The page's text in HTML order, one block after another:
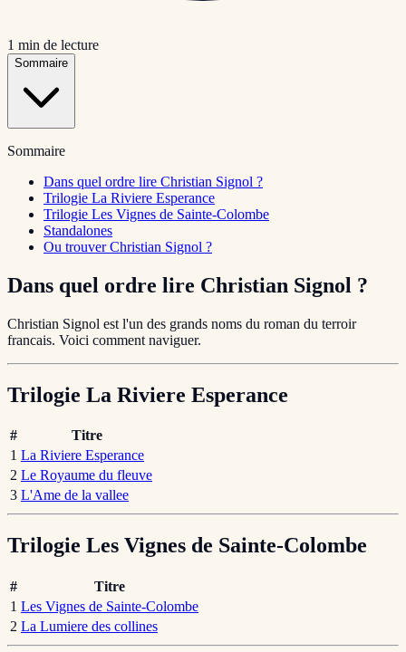
1 min de lecture
Sommaire
Sommaire
Dans quel ordre lire Christian Signol ?
Trilogie La Riviere Esperance
Trilogie Les Vignes de Sainte-Colombe
Standalones
Ou trouver Christian Signol ?
Dans quel ordre lire Christian Signol ?
Christian Signol est l'un des grands noms du roman du terroir
francais. Voici comment naviguer.
Trilogie La Riviere Esperance
#
Titre
1 La Riviere Esperance
2 Le Royaume du fleuve
3 L'Ame de la vallee
Trilogie Les Vignes de Sainte-Colombe
#
Titre
1 Les Vignes de Sainte-Colombe
2 La Lumiere des collines